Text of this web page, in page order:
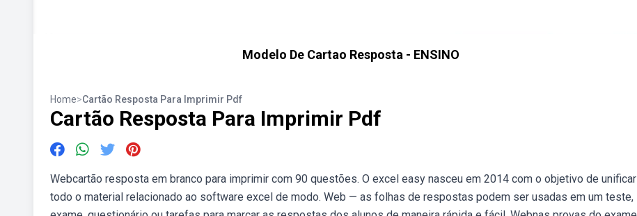
Modelo De Cartao Resposta - ENSINO
Home>Cartão Resposta Para Imprimir Pdf
Cartão Resposta Para Imprimir Pdf
Webcartão resposta em branco para imprimir com 90 questões. O excel easy nasceu em 2014 com o objetivo de unificar
todo o material relacionado ao software excel de modo. Web — as folhas de respostas podem ser usadas em um teste,